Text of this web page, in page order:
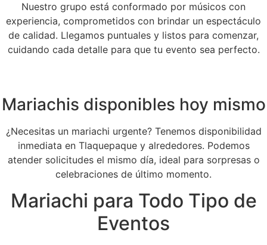
Nuestro grupo está conformado por músicos con
experiencia, comprometidos con brindar un espectáculo
de calidad. Llegamos puntuales y listos para comenzar,
cuidando cada detalle para que tu evento sea perfecto.
Mariachis disponibles hoy mismo
¿Necesitas un mariachi urgente? Tenemos disponibilidad
inmediata en Tlaquepaque y alrededores. Podemos
atender solicitudes el mismo día, ideal para sorpresas o
celebraciones de último momento.
Mariachi para Todo Tipo de
Eventos